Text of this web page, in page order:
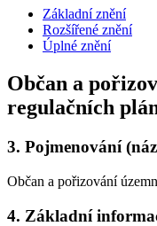
Základní znění
Rozšířené znění
Úplné znění
Občan a
regulačních
3. Pojmenování
Občan a pořizování
4. Základní